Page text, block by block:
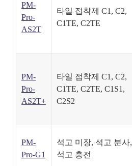
PM-
Pro-
AS2T
타일 접착제 C1, C2,
C1TE, C2TE
PM-
Pro-
AS2T+
타일 접착제 C1, C2,
C1TE, C2TE, C1S1,
C2S2
PM-
Pro-G1
석고 미장, 석고 분사,
석고 충전